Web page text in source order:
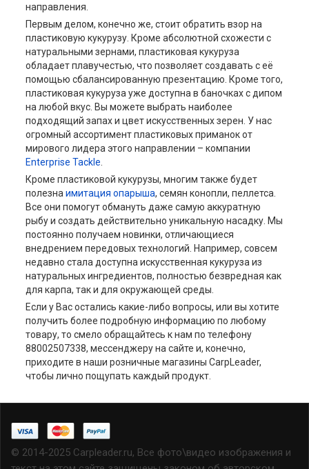
направления.
Первым делом, конечно же, стоит обратить взор на
пластиковую кукурузу. Кроме абсолютной схожести с
натуральными зернами, пластиковая кукуруза
обладает плавучестью, что позволяет создавать с её
помощью сбалансированную презентацию. Кроме того,
пластиковая кукуруза уже доступна в баночках с дипом
на любой вкус. Вы можете выбрать наиболее
подходящий запах и цвет искусственных зерен. У нас
огромный ассортимент пластиковых приманок от
мирового лидера этого направлении – компании
Enterprise Tackle.
Кроме пластиковой кукурузы, многим также будет
полезнаимитация опарыша, семян конопли, пеллетса.
Все они помогут обмануть даже самую аккуратную
рыбу и создать действительно уникальную насадку. Мы
постоянно получаем новинки, отличающиеся
внедрением передовых технологий. Например, совсем
недавно стала доступна искусственная кукуруза из
натуральных ингредиентов, полностью безвредная как
для карпа, так и для окружающей среды.
Если у Вас остались какие-либо вопросы, или вы хотите
получить более подробную информацию по любому
товару, то смело обращайтесь к нам по телефону
88002507338, мессенджеру на сайте и, конечно,
приходите в наши розничные магазины CarpLeader,
чтобы лично пощупать каждый продукт.
© 2014-2025 Carpleader.ru, Все фото\видео изображения и